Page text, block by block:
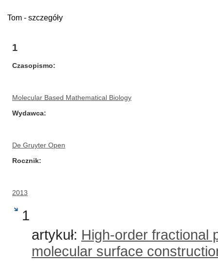
Tom - szczegóły
1
Czasopismo
Molecular Based Mathematical Biology
Wydawca
De Gruyter Open
Rocznik
2013
1
artykuł: High-order fractional
molecular surface